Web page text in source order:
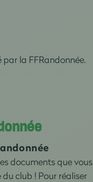
la FFRandonnée.
documents que vous
club ! Pour réaliser